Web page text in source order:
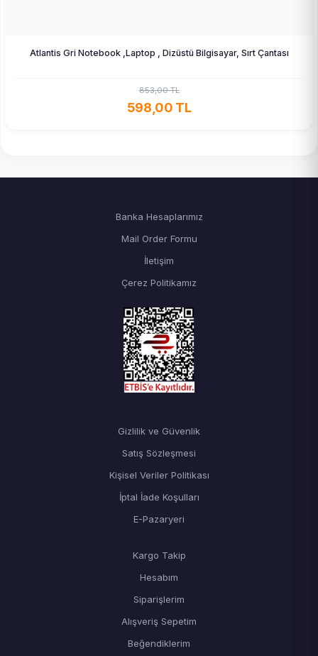
Atlantis Gri Notebook ,Laptop , Dizüstü Bilgisayar, Sırt Çantası
853,00 TL
598,00 TL
Banka Hesaplarımız
Mail Order Formu
İletişim
Çerez Politikamız
Gizlilik ve Güvenlik
Satış Sözleşmesi
Kişisel Veriler Politikası
İptal İade Koşulları
E-Pazaryeri
Kargo Takip
Hesabım
Siparişlerim
Alışveriş Sepetim
Beğendiklerim